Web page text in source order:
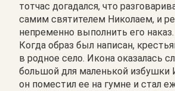
тотчас догадался, что
самим святителем Николаем, и
непременно выполнить его наказ.
Когда образ был написан,
в родное село. Икона оказалась
большой для маленькой избушки
он поместил ее на гумне и стал